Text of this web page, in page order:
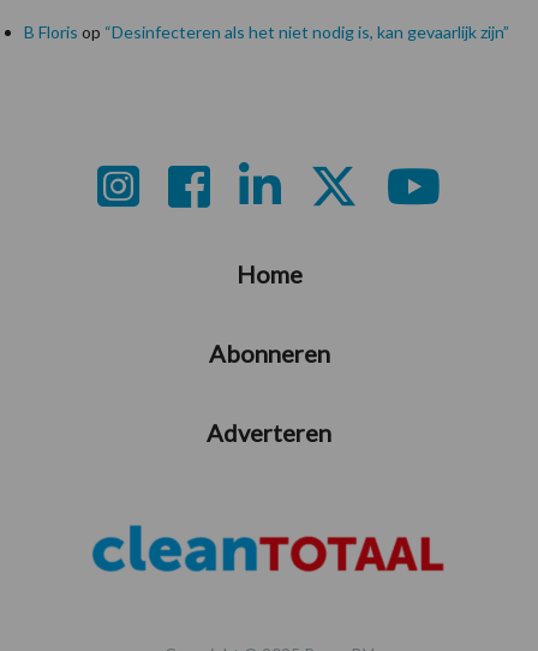
B Floris op “Desinfecteren als het niet nodig is, kan gevaarlijk zijn”
Home
Abonneren
Adverteren